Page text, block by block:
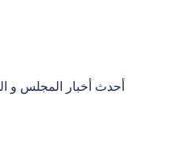
أحدث أخبار المجلس و